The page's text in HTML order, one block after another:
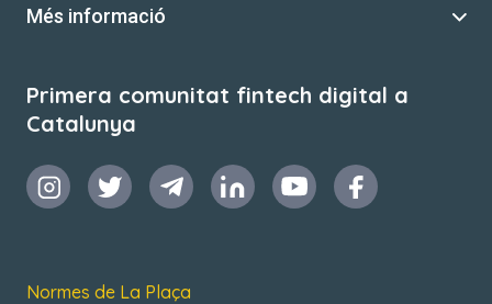
Més informació
Primera comunitat fintech digital a
Catalunya
Normes de La Plaça